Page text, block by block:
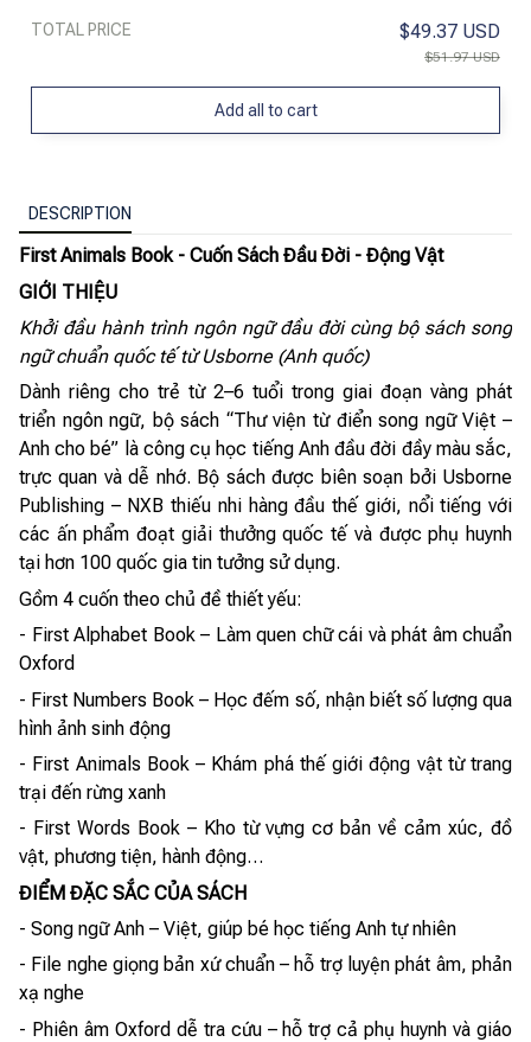
TOTAL PRICE $49.37 USD
$51.97 USD
Add all to cart
DESCRIPTION
First Animals Book - Cuốn Sách Đầu Đời - Động Vật
GIỚI THIỆU
Khởi đầu hành trình ngôn ngữ đầu đời cùng bộ sách song
ngữ chuẩn quốc tế từ Usborne (Anh quốc)
Dành riêng cho trẻ từ 2–6 tuổi trong giai đoạn vàng phát
triển ngôn ngữ, bộ sách “Thư viện từ điển song ngữ Việt –
Anh cho bé” là công cụ học tiếng Anh đầu đời đầy màu sắc,
trực quan và dễ nhớ. Bộ sách được biên soạn bởi Usborne
Publishing – NXB thiếu nhi hàng đầu thế giới, nổi tiếng với
các ấn phẩm đoạt giải thưởng quốc tế và được phụ huynh
tại hơn 100 quốc gia tin tưởng sử dụng.
Gồm 4 cuốn theo chủ đề thiết yếu:
- First Alphabet Book – Làm quen chữ cái và phát âm chuẩn
Oxford
- First Numbers Book – Học đếm số, nhận biết số lượng qua
hình ảnh sinh động
- First Animals Book – Khám phá thế giới động vật từ trang
trại đến rừng xanh
- First Words Book – Kho từ vựng cơ bản về cảm xúc, đồ
vật, phương tiện, hành động…
ĐIỂM ĐẶC SẮC CỦA SÁCH
- Song ngữ Anh – Việt, giúp bé học tiếng Anh tự nhiên
- File nghe giọng bản xứ chuẩn – hỗ trợ luyện phát âm, phản
xạ nghe
- Phiên âm Oxford dễ tra cứu – hỗ trợ cả phụ huynh và giáo